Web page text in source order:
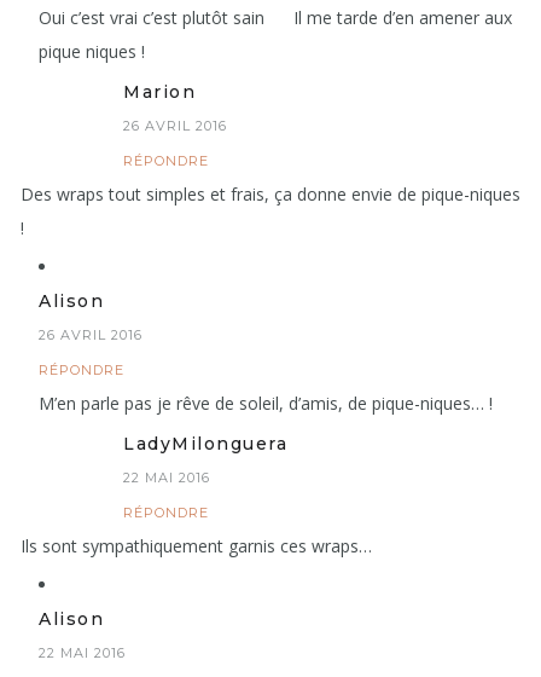
Oui c’est vrai c’est plutôt sain
Il me tarde d’en amener aux
pique niques !
Marion
26 AVRIL 2016
RÉPONDRE
Des wraps tout simples et frais, ça donne envie de pique-niques
!
Alison
26 AVRIL 2016
RÉPONDRE
M’en parle pas je rêve de soleil, d’amis, de pique-niques… !
LadyMilonguera
22 MAI 2016
RÉPONDRE
Ils sont sympathiquement garnis ces wraps…
Alison
22 MAI 2016